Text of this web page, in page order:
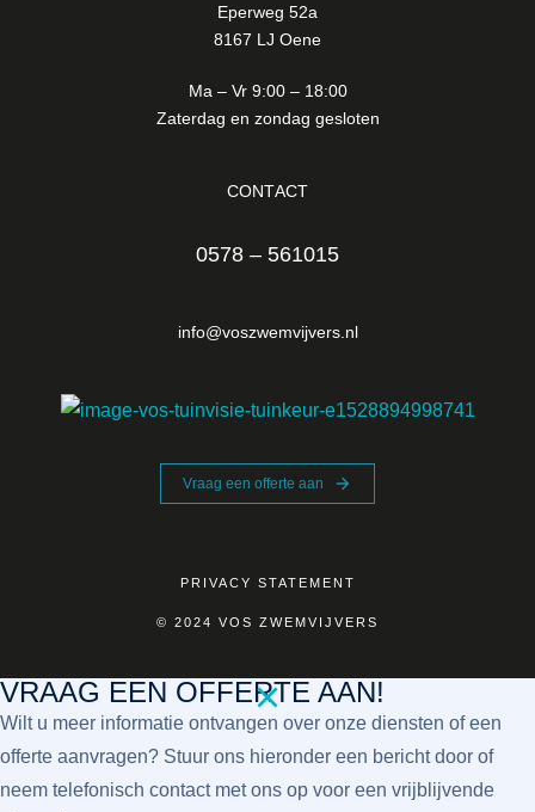
Eperweg 52a
8167 LJ Oene
Ma – Vr 9:00 – 18:00
Zaterdag en zondag gesloten
CONTACT
0578 – 561015
info@voszwemvijvers.nl
Vraag een offerte aan
© 2024 VOS ZWEMVIJVERS
PRIVACY STATEMENT
VRAAG EEN OFFERTE AAN!
Wilt u meer informatie ontvangen over onze diensten of een
offerte aanvragen? Stuur ons hieronder een bericht door of
neem telefonisch contact met ons op voor een vrijblijvende